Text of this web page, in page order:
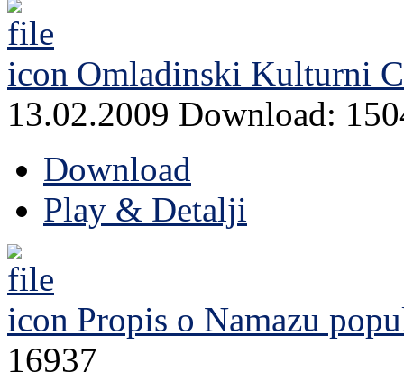
Omladinski Kulturni
13.02.2009 Download:
Download
Play & Detalji
Propis o Namazu
16937